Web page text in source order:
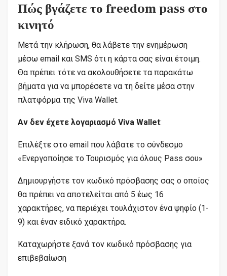
Πώς βγάζετε το freedom pass στο
κινητό
Μετά την κλήρωση, θα λάβετε την ενημέρωση
μέσω email και SMS ότι η κάρτα σας είναι έτοιμη.
Θα πρέπει τότε να ακολουθήσετε τα παρακάτω
βήματα για να μπορέσετε να τη δείτε μέσα στην
πλατφόρμα της Viva Wallet.
Αν δεν έχετε λογαριασμό Viva Wallet:
Επιλέξτε στο email που λάβατε το σύνδεσμο
«Ενεργοποίησε το Τουρισμός για όλους Pass σου»
Δημιουργήστε τον κωδικό πρόσβασης σας ο οποίος
θα πρέπει να αποτελείται από 5 έως 16
χαρακτήρες, να περιέχει τουλάχιστον ένα ψηφίο (1-
9) και έναν ειδικό χαρακτήρα.
Καταχωρήστε ξανά τον κωδικό πρόσβασης για
επιβεβαίωση